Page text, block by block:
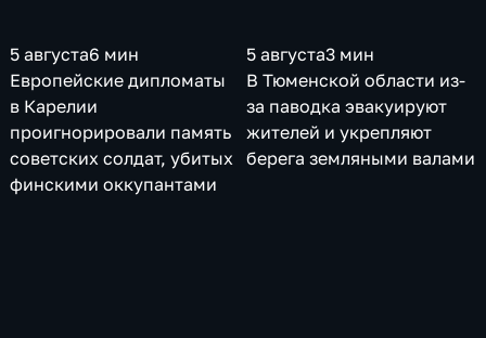
5 августа6 мин
Европейские дипломаты
в Карелии
проигнорировали память
советских солдат, убитых
финскими оккупантами
5 августа3 мин
В Тюменской области из-
за паводка эвакуируют
жителей и укрепляют
берега земляными валами